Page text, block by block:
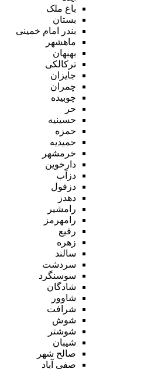
باغ ملک
بستان
بندر امام خمینی
ماهشهر
بهبهان
ترکالکی
جایزان
چمران
چوبیده
حر
حسینیه
حمزه
حمیدیه
خرمشهر
دارخوین
دزآب
دزفول
دهدز
رامشیر
رامهرمز
رفیع
زهره
سالند
سردشت
سوسنگرد
شادگان
شاوور
شرافت
شوش
شوشتر
شیبان
صالح شهر
صفی آباد